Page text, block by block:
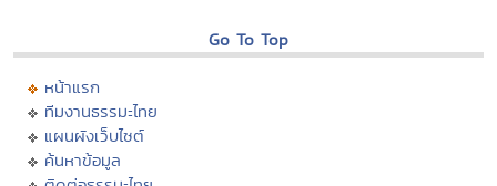
Go To Top
หน้าแรก
ทีมงานธรรมะไทย
แผนผังเว็บไซต์
ค้นหาข้อมูล